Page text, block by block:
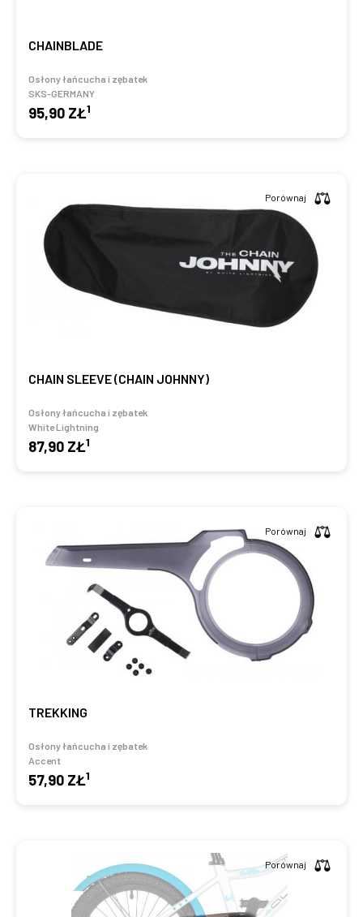
CHAINBLADE
Osłony łańcucha i zębatek
SKS-GERMANY
95,90 ZŁ1
CHAIN SLEEVE (CHAIN JOHNNY)
Osłony łańcucha i zębatek
White Lightning
87,90 ZŁ1
Porównaj
TREKKING
Osłony łańcucha i zębatek
Accent
57,90 ZŁ1
Porównaj
Porównaj